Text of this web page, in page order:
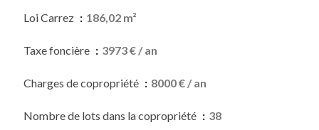
Loi Carrez 186,02 m²
Taxe foncière 3973 € / an
Charges de copropriété 8000 € / an
Nombre de lots dans la copropriété 38